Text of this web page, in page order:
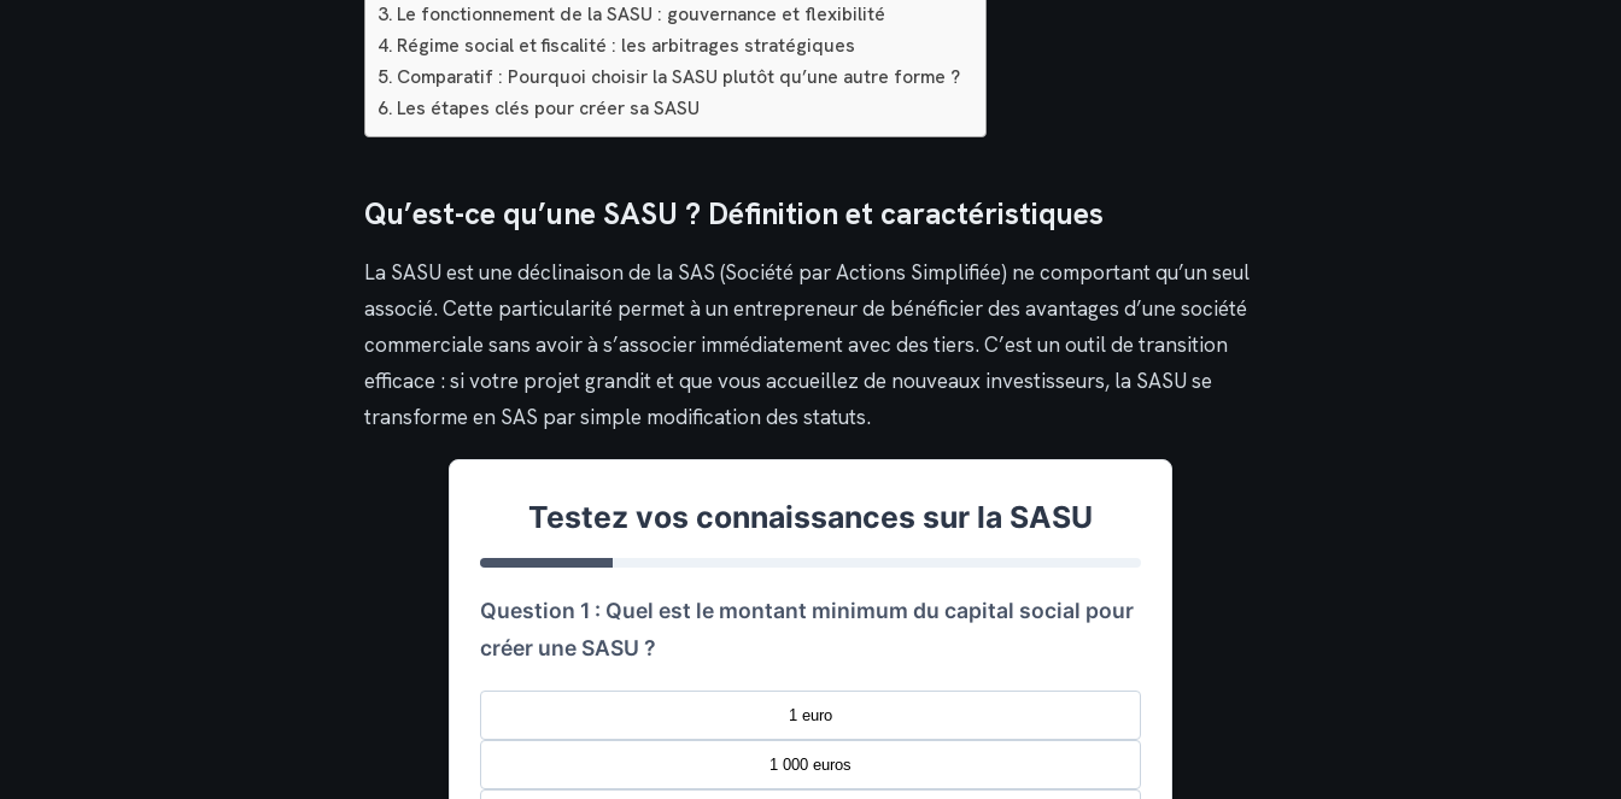
Le fonctionnement de la SASU : gouvernance et flexibilité
Régime social et fiscalité : les arbitrages stratégiques
Comparatif : Pourquoi choisir la SASU plutôt qu’une autre forme ?
Les étapes clés pour créer sa SASU
Qu’est-ce qu’une SASU ? Définition et caractéristiques
La SASU est une déclinaison de la SAS (Société par Actions Simplifiée) ne comportant qu’un seul
associé. Cette particularité permet à un entrepreneur de bénéficier des avantages d’une société
commerciale sans avoir à s’associer immédiatement avec des tiers. C’est un outil de transition
efficace : si votre projet grandit et que vous accueillez de nouveaux investisseurs, la SASU se
transforme en SAS par simple modification des statuts.
Testez vos connaissances sur la SASU
Question 1 : Quel est le montant minimum du capital social pour
créer une SASU ?
1 euro
1 000 euros